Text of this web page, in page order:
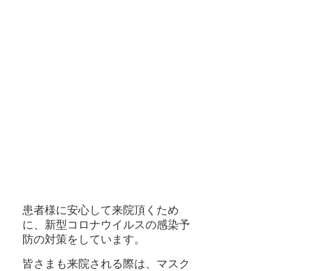
患者様に安心して来院頂くため
に、新型コロナウイルスの感染予
防の対策をしています。
皆さまも来院される際は、マスク